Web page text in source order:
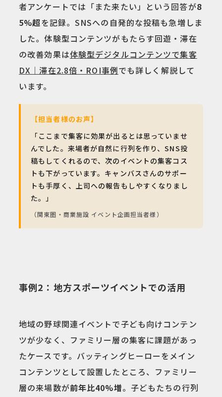
者アンケートでは「また来たい」という回答が8
5%超を記録。SNSへの自発的な投稿も急増しま
した。体験型コンテンツがもたらす回遊・滞在
の改善効果は体験型デジタルコンテンツで集客
DX｜滞在2.8倍・ROI事例でも詳しく解説して
います。
【担当者様のお声】
「ここまで集客に効果が出るとは思っていませ
んでした。来場者が自然に行列を作り、SNS投
稿もしてくれるので、次のイベントの集客コス
トも下がっています。キャンバスさんのサポー
トも手厚く、上司への報告もしやすくなりまし
た。」
（関東圏・商業施設 イベント企画担当者様）
事例2：地方スポーツイベントでの活用
地域の野球関連イベントで子ども向けコンテン
ツが少なく、ファミリー層の集客に課題があっ
たケースです。バッティングヒーローをメイン
コンテンツとして設置したところ、ファミリー
層の来場数が前年比40%増。子どもたちの行列